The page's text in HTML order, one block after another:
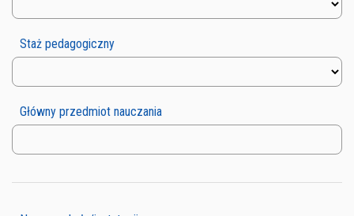
Staż pedagogiczny
Główny przedmiot nauczania